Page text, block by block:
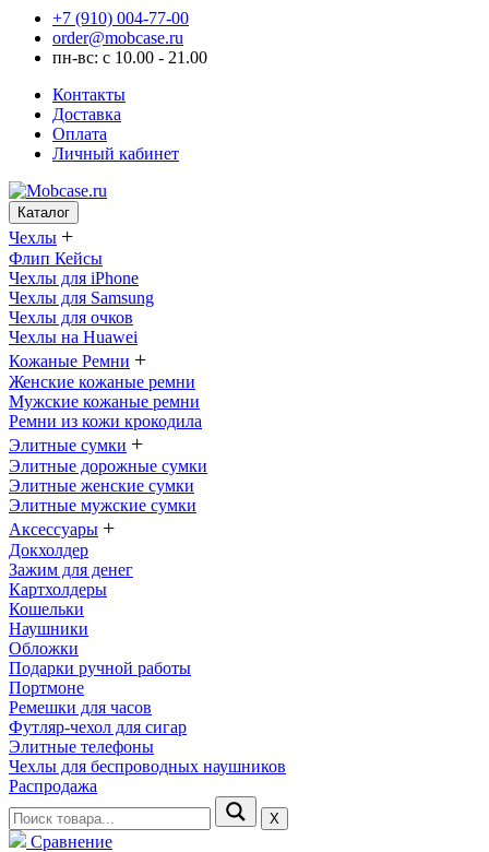
+7 (910) 004-77-00
order@mobcase.ru
пн-вс: с 10.00 - 21.00
Контакты
Доставка
Оплата
Личный кабинет
Каталог
Чехлы +
Флип Кейсы
Чехлы для iPhone
Чехлы для Samsung
Чехлы для очков
Чехлы на Huawei
Кожаные Ремни +
Женские кожаные ремни
Мужские кожаные ремни
Ремни из кожи крокодила
Элитные сумки +
Элитные дорожные сумки
Элитные женские сумки
Элитные мужские сумки
Аксессуары +
Докхолдер
Зажим для денег
Картхолдеры
Кошельки
Наушники
Обложки
Подарки ручной работы
Портмоне
Ремешки для часов
Футляр-чехол для сигар
Элитные телефоны
Чехлы для беспроводных наушников
Распродажа
Х
Сравнение